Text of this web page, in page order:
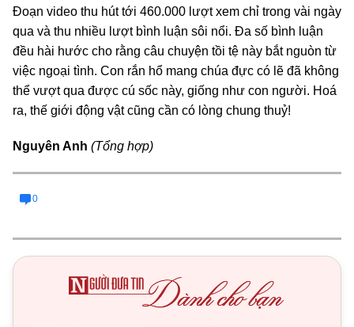
Đoạn video thu hút tới 460.000 lượt xem chỉ trong vài ngày
qua và thu nhiều lượt bình luận sôi nổi. Đa số bình luận
đều hài hước cho rằng câu chuyện tồi tệ này bắt nguòn từ
việc ngoại tình. Con rắn hổ mang chúa đực có lẽ đã không
thể vượt qua được cú sốc này, giống như con người. Hoá
ra, thế giới động vật cũng cần có lòng chung thuỷ!
Nguyên Anh (Tổng hợp)
0